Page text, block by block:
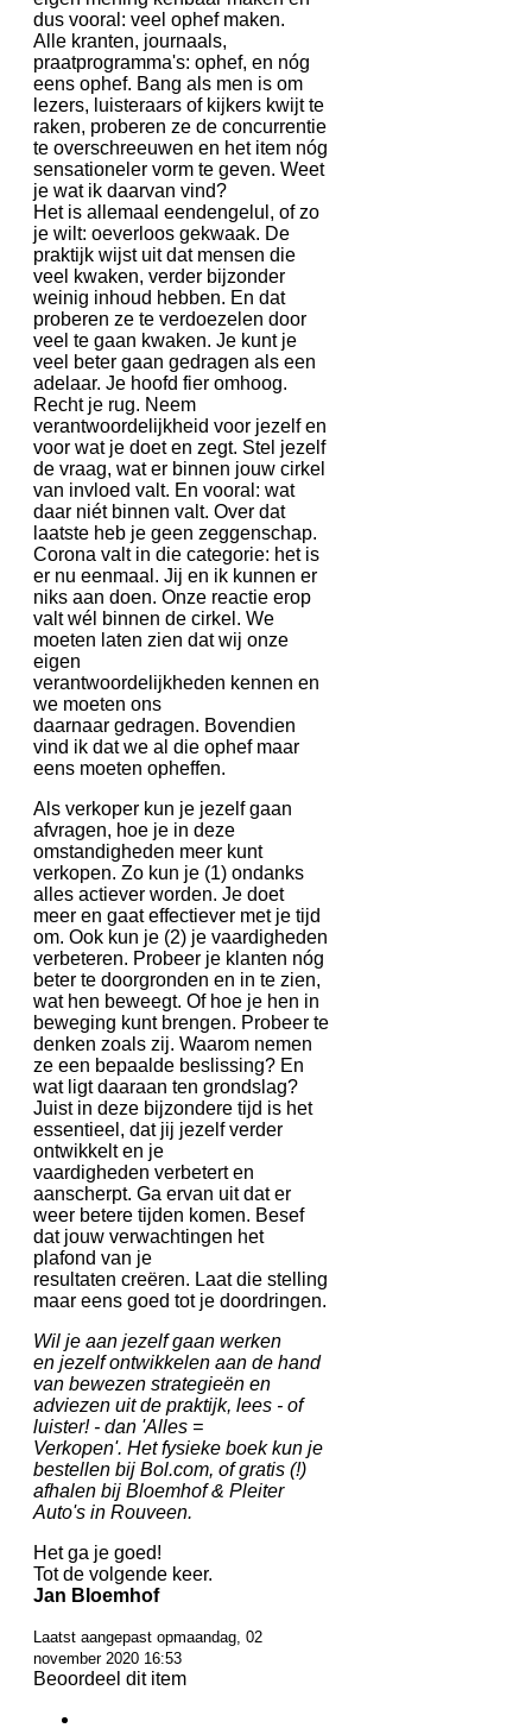
dus vooral: veel ophef maken.
Alle kranten, journaals,
praatprogramma's: ophef, en nóg
eens ophef. Bang als men is om
lezers, luisteraars of kijkers kwijt te
raken, proberen ze de concurrentie
te overschreeuwen en het item nóg
sensationeler vorm te geven. Weet
je wat ik daarvan vind?
Het is allemaal eendengelul, of zo
je wilt: oeverloos gekwaak. De
praktijk wijst uit dat mensen die
veel kwaken, verder bijzonder
weinig inhoud hebben. En dat
proberen ze te verdoezelen door
veel te gaan kwaken. Je kunt je
veel beter gaan gedragen als een
adelaar. Je hoofd fier omhoog.
Recht je rug. Neem
verantwoordelijkheid voor jezelf en
voor wat je doet en zegt. Stel jezelf
de vraag, wat er binnen jouw cirkel
van invloed valt. En vooral: wat
daar niét binnen valt. Over dat
laatste heb je geen zeggenschap.
Corona valt in die categorie: het is
er nu eenmaal. Jij en ik kunnen er
niks aan doen. Onze reactie erop
valt wél binnen de cirkel. We
moeten laten zien dat wij onze
eigen
verantwoordelijkheden kennen en
we moeten ons
daarnaar gedragen. Bovendien
vind ik dat we al die ophef maar
eens moeten opheffen.
Als verkoper kun je jezelf gaan
afvragen, hoe je in deze
omstandigheden meer kunt
verkopen. Zo kun je (1) ondanks
alles actiever worden. Je doet
meer en gaat effectiever met je tijd
om. Ook kun je (2) je vaardigheden
verbeteren. Probeer je klanten nóg
beter te doorgronden en in te zien,
wat hen beweegt. Of hoe je hen in
beweging kunt brengen. Probeer te
denken zoals zij. Waarom nemen
ze een bepaalde beslissing? En
wat ligt daaraan ten grondslag?
Juist in deze bijzondere tijd is het
essentieel, dat jij jezelf verder
ontwikkelt en je
vaardigheden verbetert en
aanscherpt. Ga ervan uit dat er
weer betere tijden komen. Besef
dat jouw verwachtingen het
plafond van je
resultaten creëren. Laat die stelling
maar eens goed tot je doordringen.
Wil je aan jezelf gaan werken
en jezelf ontwikkelen aan de hand
van bewezen strategieën en
adviezen uit de praktijk, lees - of
luister! - dan 'Alles =
Verkopen'. Het fysieke boek kun je
bestellen bij Bol.com, of gratis (!)
afhalen bij Bloemhof & Pleiter
Auto's in Rouveen.
Het ga je goed!
Tot de volgende keer.
Jan Bloemhof
Laatst aangepast opmaandag, 02
november 2020 16:53
Beoordeel dit item